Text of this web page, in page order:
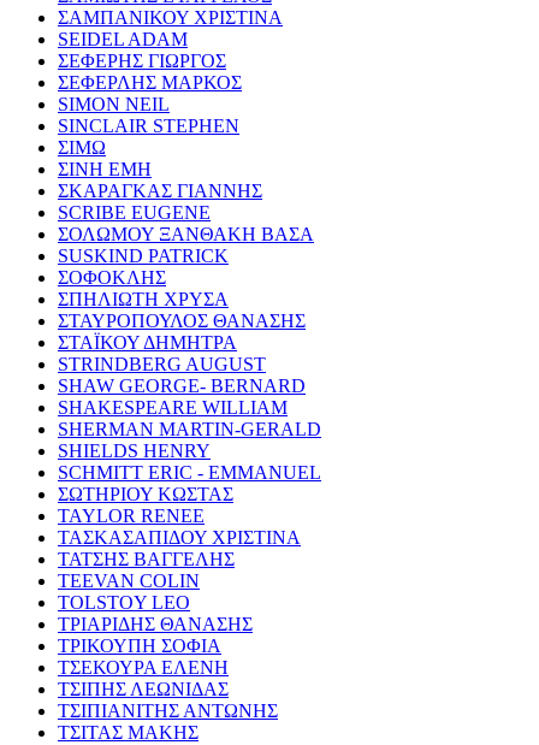
ΣΑΜΠΑΝΙΚΟΥ ΧΡΙΣΤΙΝΑ
SEIDEL ADAM
ΣΕΦΕΡΗΣ ΓΙΩΡΓΟΣ
ΣΕΦΕΡΛΗΣ ΜΑΡΚΟΣ
SIMON NEIL
SINCLAIR STEPHEN
ΣΙΜΩ
ΣΙΝΗ ΕΜΗ
ΣΚΑΡΑΓΚΑΣ ΓΙΑΝΝΗΣ
SCRIBE EUGENE
ΣΟΛΩΜΟΥ ΞΑΝΘΑΚΗ ΒΑΣΑ
SUSKIND PATRICK
ΣΟΦΟΚΛΗΣ
ΣΠΗΛΙΩΤΗ ΧΡΥΣΑ
ΣΤΑΥΡΟΠΟΥΛΟΣ ΘΑΝΑΣΗΣ
ΣΤΑΪΚΟΥ ΔΗΜΗΤΡΑ
STRINDBERG AUGUST
SHAW GEORGE- BERNARD
SHAKESPEARE WILLIAM
SHERMAN MARTIN-GERALD
SHIELDS HENRY
SCHMITT ERIC - EMMANUEL
ΣΩΤΗΡΙΟΥ ΚΩΣΤΑΣ
TAYLOR RENEE
ΤΑΣΚΑΣΑΠΙΔΟΥ ΧΡΙΣΤΙΝΑ
ΤΑΤΣΗΣ ΒΑΓΓΕΛΗΣ
TEEVAN COLIN
TOLSTOY LEO
ΤΡΙΑΡΙΔΗΣ ΘΑΝΑΣΗΣ
ΤΡΙΚΟΥΠΗ ΣΟΦΙΑ
ΤΣΕΚΟΥΡΑ ΕΛΕΝΗ
ΤΣΙΠΗΣ ΛΕΩΝΙΔΑΣ
ΤΣΙΠΙΑΝΙΤΗΣ ΑΝΤΩΝΗΣ
ΤΣΙΤΑΣ ΜΑΚΗΣ